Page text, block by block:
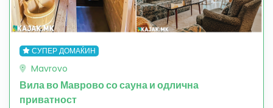
СУПЕР ДОМАЌИН
Mavrovo
Вила во Маврово со сауна и одлична
приватност